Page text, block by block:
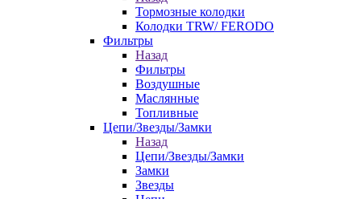
Тормозные колодки
Колодки TRW/ FERODO
Фильтры
Назад
Фильтры
Воздушные
Маслянные
Топливные
Цепи/Звезды/Замки
Назад
Цепи/Звезды/Замки
Замки
Звезды